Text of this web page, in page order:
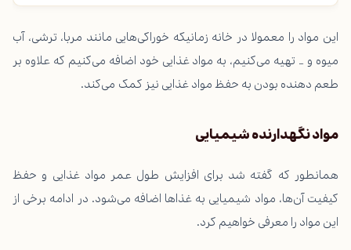
این مواد را معمولا در خانه زمانیکه خوراکی‌هایی مانند مربا، ترشی، آب
میوه و … تهیه می‌کنیم، به مواد غذایی خود اضافه می‌کنیم که علاوه بر
طعم دهنده بودن به حفظ مواد غذایی نیز کمک می‌کند.
مواد نگهدارنده شیمیایی
همانطور که گفته شد برای افزایش طول عمر مواد غذایی و حفظ
کیفیت آن‌ها، مواد شیمیایی به غذاها اضافه می‌شود. در ادامه برخی از
این مواد را معرفی خواهیم کرد.